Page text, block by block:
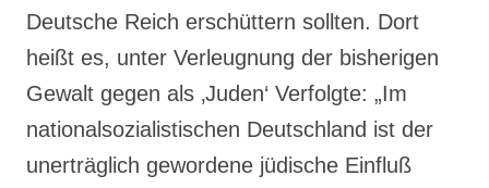
Deutsche Reich erschüttern sollten. Dort
heißt es, unter Verleugnung der bisherigen
Gewalt gegen als ‚Juden‘ Verfolgte: „Im
nationalsozialistischen Deutschland ist der
unerträglich gewordene jüdische Einfluß